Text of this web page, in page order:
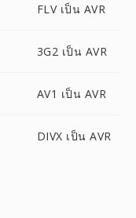
FLV เป็น AVR
3G2 เป็น AVR
AV1 เป็น AVR
DIVX เป็น AVR